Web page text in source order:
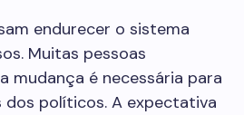
endurecer o sistema
Muitas pessoas
mudança é necessária para
políticos. A expectativa